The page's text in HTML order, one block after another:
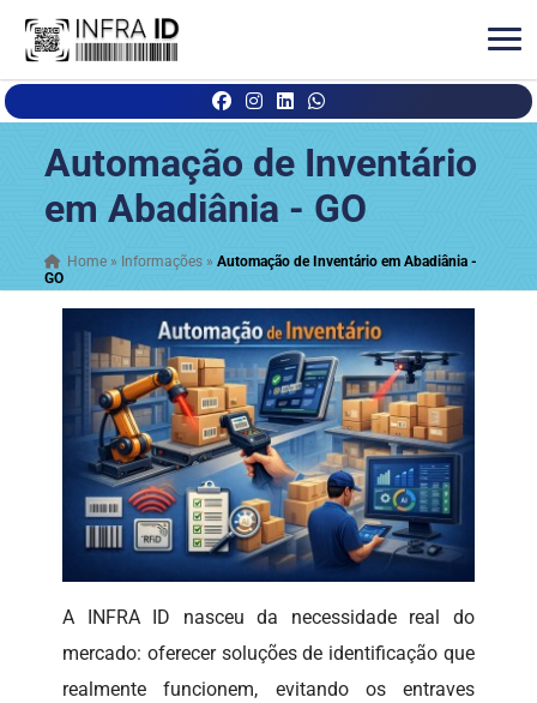
Automação de Inventário
em Abadiânia - GO
Home » Informações »Automação de Inventário em Abadiânia -
GO
A INFRA ID nasceu da necessidade real do
mercado: oferecer soluções de identificação que
realmente funcionem, evitando os entraves